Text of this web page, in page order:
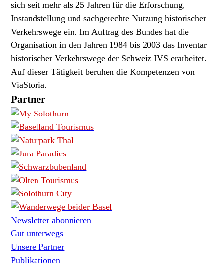
sich seit mehr als 25 Jahren für die Erforschung,
Instandstellung und sachgerechte Nutzung historischer
Verkehrswege ein. Im Auftrag des Bundes hat die
Organisation in den Jahren 1984 bis 2003 das Inventar
historischer Verkehrswege der Schweiz IVS erarbeitet.
Auf dieser Tätigkeit beruhen die Kompetenzen von
ViaStoria.
Partner
Newsletter abonnieren
Gut unterwegs
Unsere Partner
Publikationen